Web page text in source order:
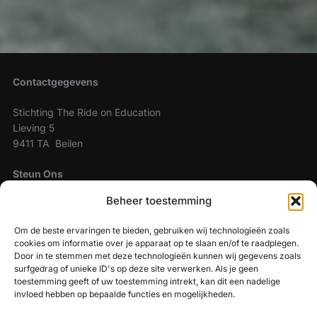
Beheer toestemming
Om de beste ervaringen te bieden, gebruiken wij technologieën zoals
cookies om informatie over je apparaat op te slaan en/of te raadplegen.
Door in te stemmen met deze technologieën kunnen wij gegevens zoals
surfgedrag of unieke ID's op deze site verwerken. Als je geen
toestemming geeft of uw toestemming intrekt, kan dit een nadelige
invloed hebben op bepaalde functies en mogelijkheden.
Contactgegevens
Stichting The Ride on Education
Lieving 5
9411 TA Beilen
Steun Ons
The Ride On Education is een ANBI stichting. Wilt u ons
NL49 TRIO 2024 5833 50
ZOEKEN